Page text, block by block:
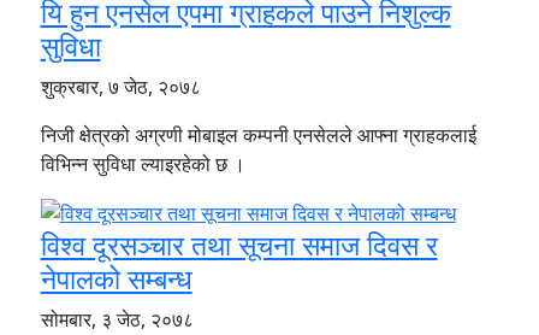
यि हुन एनसेल एपमा ग्राहकले पाउने निशुल्क
सुविधा
शुक्रबार, ७ जेठ, २०७८
निजी क्षेत्रको अग्रणी मोबाइल कम्पनी एनसेलले आफ्ना ग्राहकलाई
विभिन्न सुविधा ल्याइरहेको छ ।
विश्व दूरसञ्चार तथा सूचना समाज दिवस र
नेपालको सम्बन्ध
सोमबार, ३ जेठ, २०७८